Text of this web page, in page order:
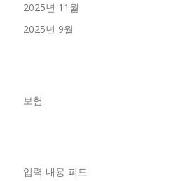
2025년 11월
2025년 9월
보험
입력 내용 피드